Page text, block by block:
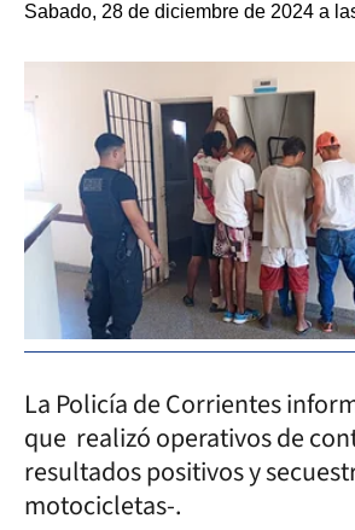
Sabado, 28 de diciembre de 2024 a
La Policía de Corrientes
que realizó operativos de
resultados positivos y
motocicletas-.